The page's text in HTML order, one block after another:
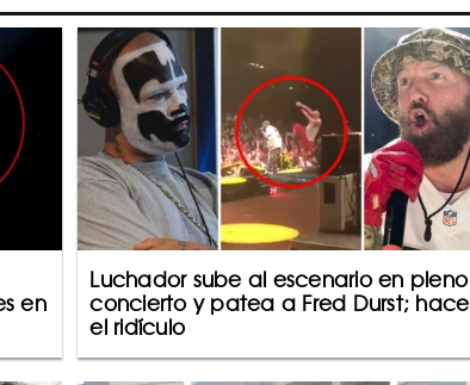
en
Luchador sube al escenario en pleno
concierto y patea a Fred Durst; hace
el ridículo